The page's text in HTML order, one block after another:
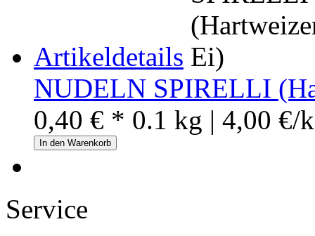
Artikeldetails
NUDELN SPIRELLI
0,40 € * 0.1 kg | 4,00 €/
In den Warenkorb
Service